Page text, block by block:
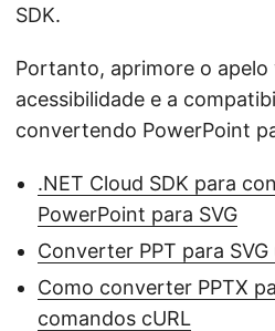
SDK.
Portanto, aprimore o apelo
acessibilidade e a
convertendo PowerPoint
.NET Cloud SDK para
PowerPoint para SVG
Converter PPT para
Como converter PPTX
comandos cURL